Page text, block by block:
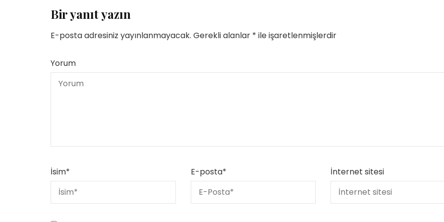
Bir yanıt yazın
E-posta adresiniz yayınlanmayacak. Gerekli alanlar * ile işaretlenmişlerdir
Yorum
İsim* E-posta* İnternet sitesi